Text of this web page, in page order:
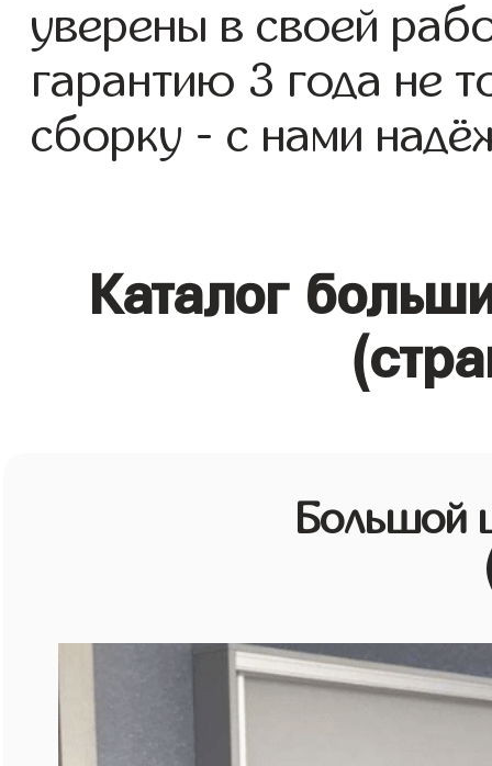
уверены в своей
гарантию 3 года не
сборку - с нами
Каталог
Большой